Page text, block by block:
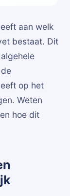
aan welk
bestaat. Dit
op het
Weten
hoe dit